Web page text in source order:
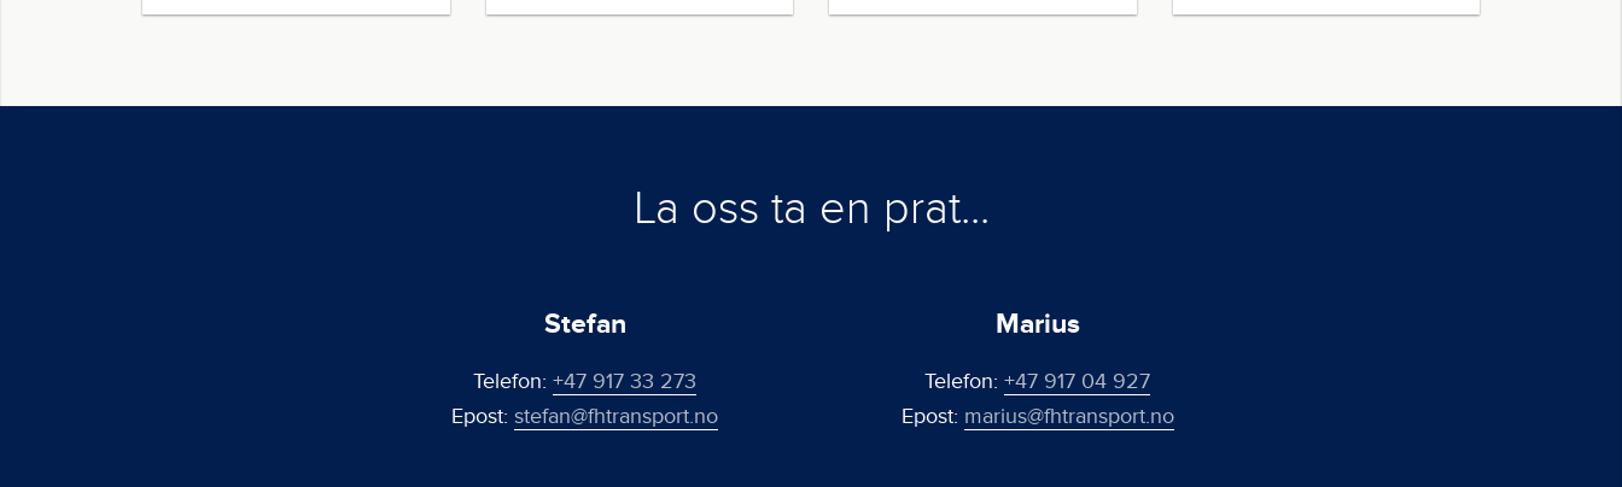
La oss ta en prat...
Stefan
Telefon: +47 917 33 273
Epost: stefan@fhtransport.no
Marius
Telefon: +47 917 04 927
Epost: marius@fhtransport.no